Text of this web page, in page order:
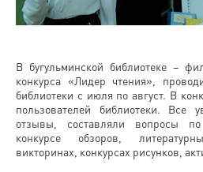
В бугульминской библиотеке –
конкурса «Лидер чтения»,
библиотеки с июля по август. В
пользователей библиотеки. Все
отзывы, составляли вопросы
конкурсе обзоров,
викторинах, конкурсах рисунков,